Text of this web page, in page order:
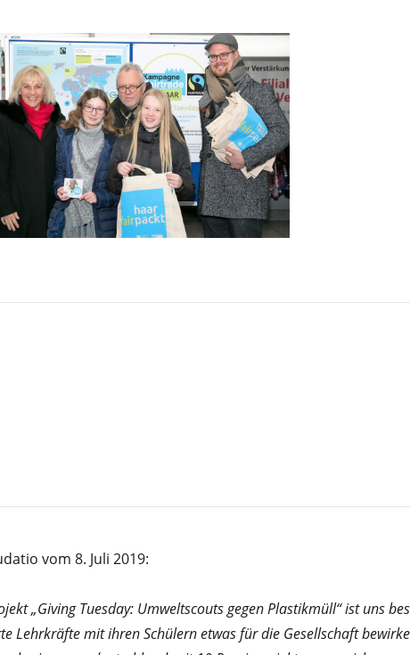
vom 8. Juli 2019:
„Giving Tuesday: Umweltscouts gegen Plastikmüll“ ist uns
Lehrkräfte mit ihren Schülern etwas für die Gesellschaft